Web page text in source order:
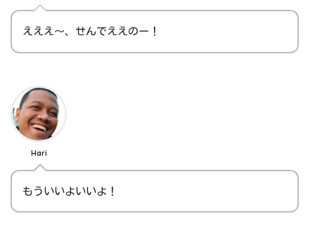
えええ～、せんでええのー！
Hari
もういいよいいよ！